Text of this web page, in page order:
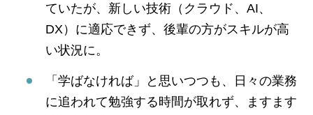
ていたが、新しい技術（クラウド、AI、
DX）に適応できず、後輩の方がスキルが高
い状況に。
「学ばなければ」と思いつつも、日々の業務
に追われて勉強する時間が取れず、ますます